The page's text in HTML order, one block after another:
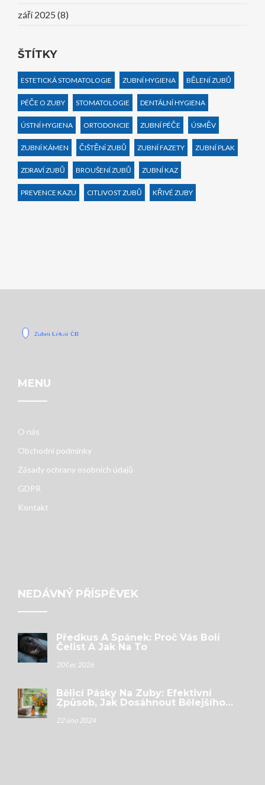
září 2025 (8)
ŠTÍTKY
ESTETICKÁ STOMATOLOGIE ZUBNÍ HYGIENA BĚLENÍ ZUBŮ
PÉČE O ZUBY STOMATOLOGIE DENTÁLNÍ HYGIENA
ÚSTNÍ HYGIENA ORTODONCIE ZUBNÍ PÉČE ÚSMĚV
ZUBNÍ KÁMEN ČIŠTĚNÍ ZUBŮ ZUBNÍ FAZETY ZUBNÍ PLAK
ZDRAVÍ ZUBŮ BROUŠENÍ ZUBŮ ZUBNÍ KAZ
PREVENCE KAZU CITLIVOST ZUBŮ KŘIVÉ ZUBY
MENU
O nás
Obchodní podmínky
Zásady ochrany osobních údajů
GDPR
Kontakt
NEDÁVNÝ PŘÍSPĚVEK
Předkus A Spánek: Proč Vás Bolí
Čelist A Jak Na To
20 čec 2026
Bělicí Pásky Na Zuby: Efektivní
Způsob, Jak Dosáhnout Bělejšího
22 úno 2024